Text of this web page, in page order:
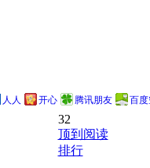
人人 开心 腾讯朋友 百
32
顶到阅读
排行